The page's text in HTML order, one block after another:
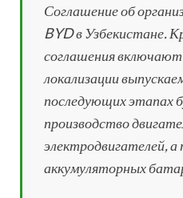
Соглашение об
BYD в Узбекистане.
соглашения включают
локализации
последующих этапах
производство
электродвигателей,
аккумуляторных